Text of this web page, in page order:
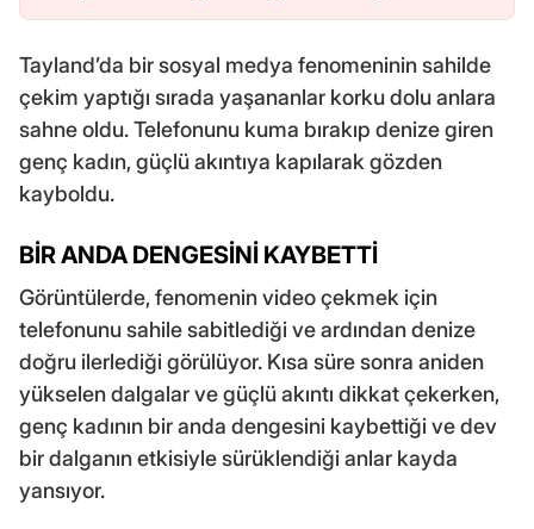
Tayland’da bir sosyal medya fenomeninin sahilde
çekim yaptığı sırada yaşananlar korku dolu anlara
sahne oldu. Telefonunu kuma bırakıp denize giren
genç kadın, güçlü akıntıya kapılarak gözden
kayboldu.
BİR ANDA DENGESİNİ KAYBETTİ
Görüntülerde, fenomenin video çekmek için
telefonunu sahile sabitlediği ve ardından denize
doğru ilerlediği görülüyor. Kısa süre sonra aniden
yükselen dalgalar ve güçlü akıntı dikkat çekerken,
genç kadının bir anda dengesini kaybettiği ve dev
bir dalganın etkisiyle sürüklendiği anlar kayda
yansıyor.